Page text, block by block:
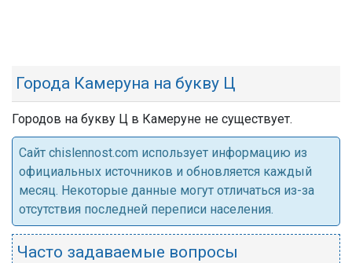
Города Камеруна на букву Ц
Городов на букву Ц в Камеруне не существует.
Cайт chislennost.com использует информацию из
официальных источников и обновляется каждый
месяц. Некоторые данные могут отличаться из-за
отсутствия последней переписи населения.
Часто задаваемые вопросы